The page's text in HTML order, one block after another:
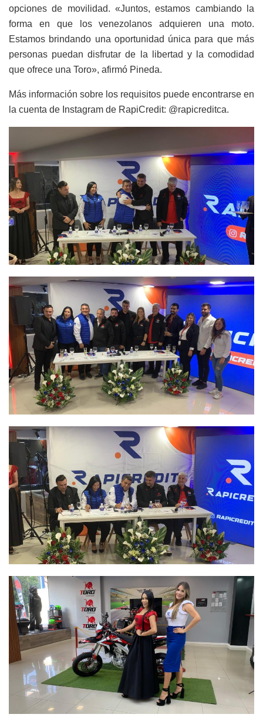
opciones de movilidad. «Juntos, estamos cambiando la
forma en que los venezolanos adquieren una moto.
Estamos brindando una oportunidad única para que más
personas puedan disfrutar de la libertad y la comodidad
que ofrece una Toro», afirmó Pineda.
Más información sobre los requisitos puede encontrarse en
la cuenta de Instagram de RapiCredit: @rapicreditca.